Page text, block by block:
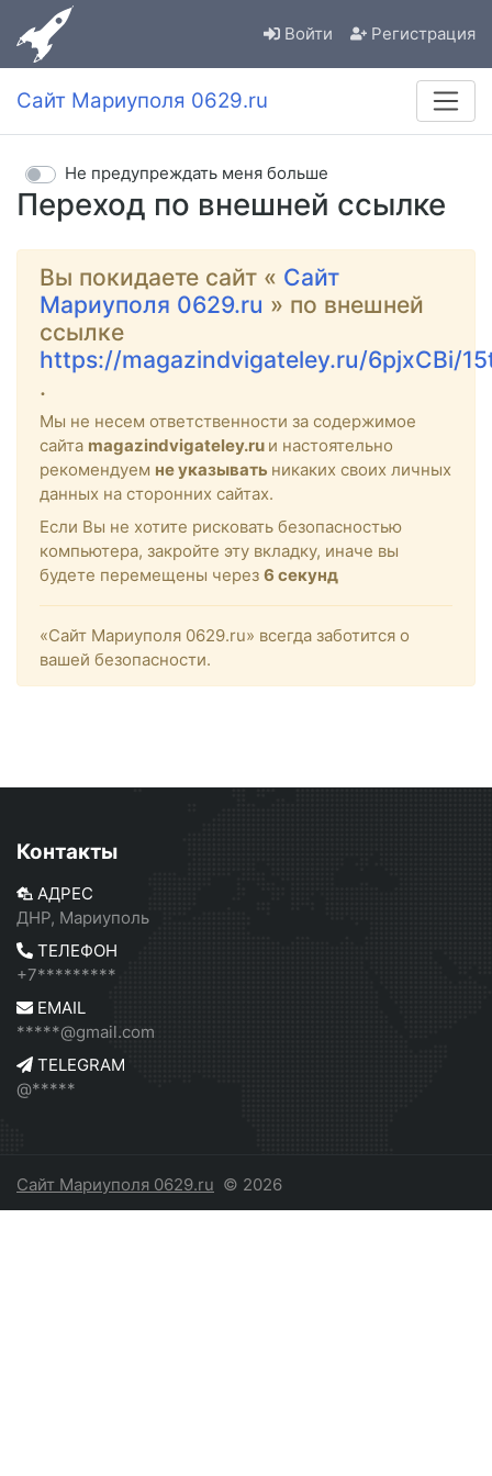
Войти Регистрация
Сайт Мариуполя 0629.ru
Переход по внешней ссылке
Не предупреждать меня больше
Вы покидаете сайт « Сайт
Мариуполя 0629.ru » по внешней
ссылке
https://magazindvigateley.ru/6pjxCBi/
.
Мы не несем ответственности за содержимое
сайта magazindvigateley.ru и настоятельно
рекомендуем не указывать никаких своих личных
данных на сторонних сайтах.
Если Вы не хотите рисковать безопасностью
компьютера, закройте эту вкладку, иначе вы
будете перемещены через 6 секунд
«Сайт Мариуполя 0629.ru» всегда заботится о
вашей безопасности.
Контакты
АДРЕС
ДНР, Мариуполь
ТЕЛЕФОН
+7*********
EMAIL
*****@gmail.com
TELEGRAM
@*****
Сайт Мариуполя 0629.ru © 2026